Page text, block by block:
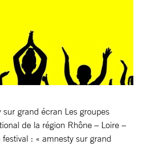
sur grand écran Les groupes
de la région Rhône – Loire –
: « amnesty sur grand